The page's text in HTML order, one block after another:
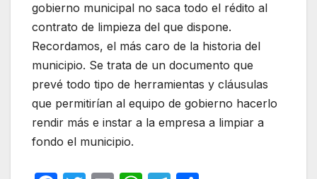
gobierno municipal no saca todo el rédito al
contrato de limpieza del que dispone.
Recordamos, el más caro de la historia del
municipio. Se trata de un documento que
prevé todo tipo de herramientas y cláusulas
que permitirían al equipo de gobierno hacerlo
rendir más e instar a la empresa a limpiar a
fondo el municipio.